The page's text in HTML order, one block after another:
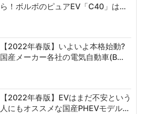
ら！ボルボのピュアEV「C40」は…
【2022年春版】いよいよ本格始動?
国産メーカー各社の電気自動車(B…
【2022年春版】EVはまだ不安という
人にもオススメな国産PHEVモデル…